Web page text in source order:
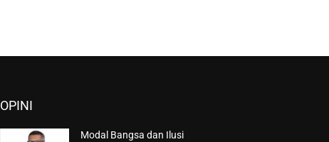
OPINI
Modal Bangsa dan Ilusi